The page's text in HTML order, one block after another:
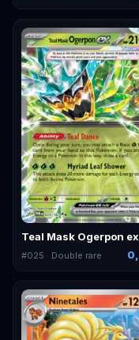
Teal Mask Ogerpon ex
#025 · Double rare